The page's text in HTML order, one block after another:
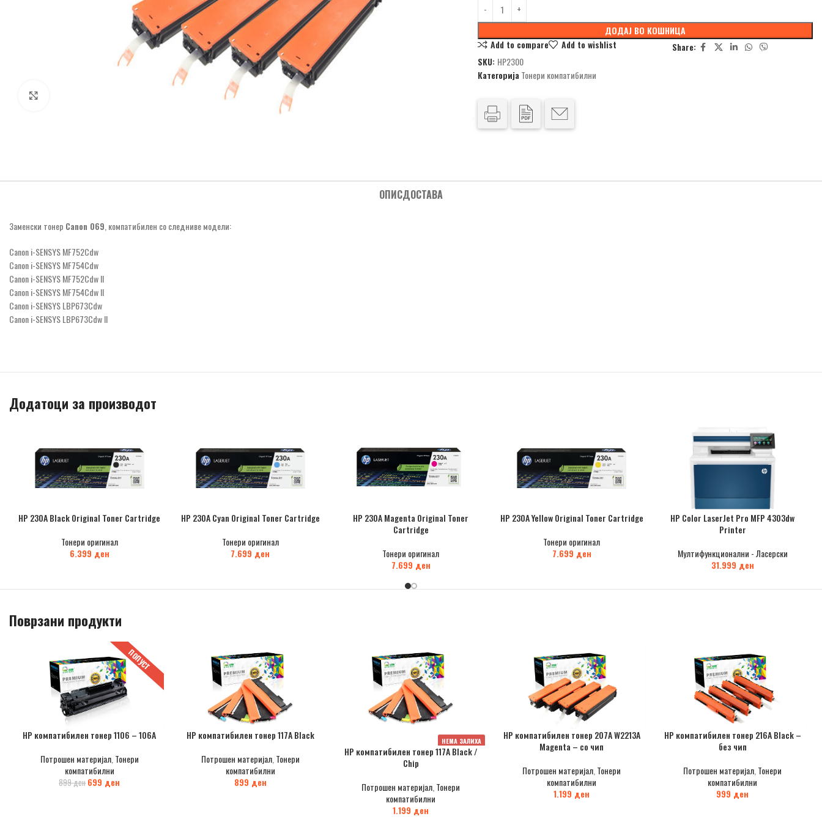
ДОДАЈ ВО КОШНИЦА
Add to compare
Add to wishlist
Share:
SKU: HP2300
Категорија Тонери компатибилни
ОПИСДОСТАВА
Заменски тонер Canon 069 , компатибилен со следниве модели:
Canon i-SENSYS MF752Cdw
Canon i-SENSYS MF754Cdw
Canon i-SENSYS MF752Cdw II
Canon i-SENSYS MF754Cdw II
Canon i-SENSYS LBP673Cdw
Canon i-SENSYS LBP673Cdw II
Додатоци за производот
HP 230A Black Original Toner Cartridge
Тонери оригинал
6.399 ден
HP 230A Cyan Original Toner Cartridge
Тонери оригинал
7.699 ден
HP 230A Magenta Original Toner
Cartridge
Тонери оригинал
7.699 ден
HP 230A Yellow Original Toner Cartridge
Тонери оригинал
7.699 ден
HP Color LaserJet Pro MFP 4303dw
Printer
Мултифункционални - Ласерски
31.999 ден
Поврзани продукти
ПОПУСТ
HP компатибилен тонер 1106 – 106A
Потрошен материјал, Тонери
компатибилни
899ден699 ден
HP компатибилен тонер 117A Black
Потрошен материјал, Тонери
компатибилни
899 ден
НЕМА ЗАЛИХА
HP компатибилен тонер 117A Black /
Chip
Потрошен материјал Тонери
компатибилни
1.199 ден
HP компатибилен тонер 207A W2213A
Magenta – со чип
Потрошен материјал Тонери
компатибилни
1.199 ден
HP компатибилен тонер 216A Black –
без чип
Потрошен материјал Тонери
компатибилни
999 ден